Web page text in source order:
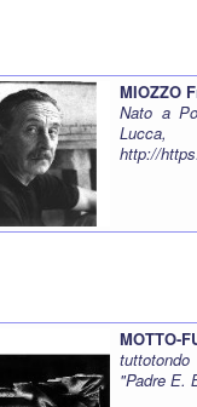
MIOZZO
Nato a
http://
MOTTO-
"Padre E.